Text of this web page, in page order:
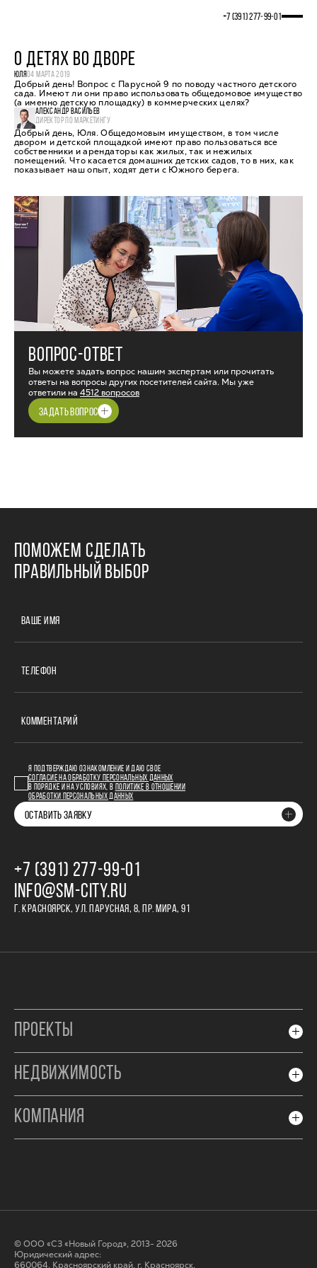
+7 (391) 277‒99‒01
О ДЕТЯХ ВО ДВОРЕ
ЮЛЯ04 МАРТА 2019
Добрый день! Вопрос с Парусной 9 по поводу частного детского
сада. Имеют ли они право использовать общедомовое имущество
(а именно детскую площадку) в коммерческих целях?
АЛЕКСАНДР ВАСИЛЬЕВ
ДИРЕКТОР ПО МАРКЕТИНГУ
Добрый день, Юля. Общедомовым имуществом, в том числе
двором и детской площадкой имеют право пользоваться все
собственники и арендаторы как жилых, так и нежилых
помещений. Что касается домашних детских садов, то в них, как
показывает наш опыт, ходят дети с Южного берега.
ВОПРОС-ОТВЕТ
Вы можете задать вопрос нашим экспертам или прочитать
ответы на вопросы других посетителей сайта. Мы уже
ответили на 4512 вопросов
ЗАДАТЬ ВОПРОС
ПОМОЖЕМ СДЕЛАТЬ
ПРАВИЛЬНЫЙ ВЫБОР
ВАШЕ ИМЯ
ТЕЛЕФОН
КОММЕНТАРИЙ
Я ПОДТВЕРЖДАЮ ОЗНАКОМЛЕНИЕ И ДАЮ СВОЕ
СОГЛАСИЕ НА ОБРАБОТКУ ПЕРСОНАЛЬНЫХ ДАННЫХ
В ПОРЯДКЕ И НА УСЛОВИЯХ, В
ПОЛИТИКЕ В ОТНОШЕНИИ
ОБРАБОТКИ ПЕРСОНАЛЬНЫХ ДАННЫХ
ОСТАВИТЬ ЗАЯВКУ
+7 (391) 277‒99‒01
INFO@SM-CITY.RU
Г. КРАСНОЯРСК, УЛ. ПАРУСНАЯ, 8, ПР. МИРА, 91
ПРОЕКТЫ
НЕДВИЖИМОСТЬ
КОМПАНИЯ
© ООО «СЗ «Новый Город», 2013- 2026
Юридический адрес:
660064, Красноярский край, г. Красноярск,